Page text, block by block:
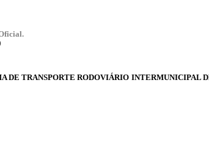
DE TRANSPORTE RODOVIÁRIO INTERMUNICIPAL